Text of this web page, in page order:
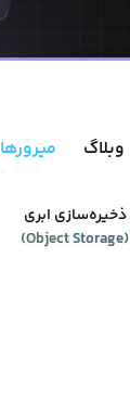
وبلاگ میرورها
ذخیره‌سازی ابری
(
Object Storage
)